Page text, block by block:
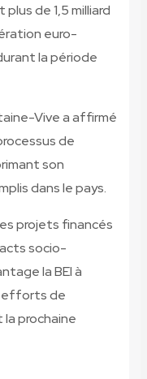
de 1,5 milliard
euro-
la période
Vive a affirmé
de
son
dans le pays.
projets financés
socio-
la BEI à
efforts de
prochaine